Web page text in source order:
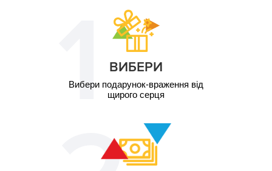
ВИБЕРИ
Вибери подарунок-враження від
щирого серця